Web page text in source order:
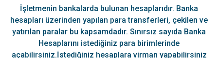
İşletmenin bankalarda bulunan hesaplarıdır. Banka
hesapları üzerinden yapılan para transferleri, çekilen ve
yatırılan paralar bu kapsamdadır. Sınırsız sayıda Banka
Hesaplarını istediğiniz para birimlerinde
açabilirsiniz.İstediğiniz hesaplara virman yapabilirsiniz